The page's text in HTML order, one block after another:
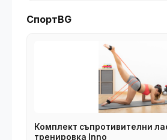
СпортBG
Комплект съпротивителни
тренировка Inno